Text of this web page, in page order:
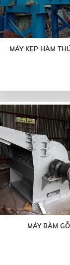
MÁY KẸP HÀM
MÁY BẰM GỖ